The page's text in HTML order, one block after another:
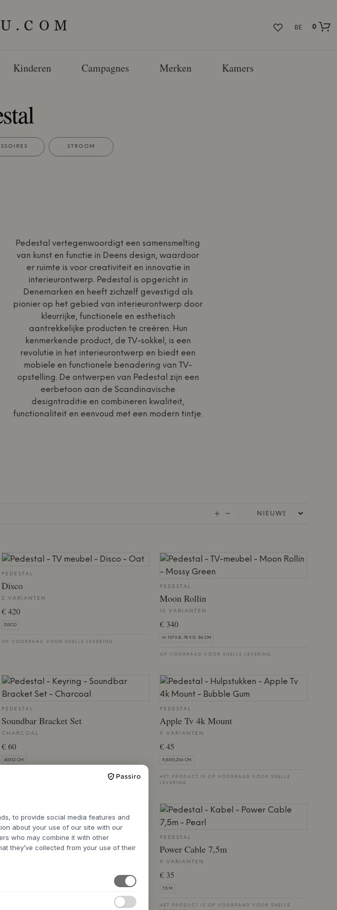
BE
0
Kinderen Campagnes Merken Kamers
STROOM
Pedestal vertegenwoordigt een samensmelting
van kunst en functie in Deens design, waardoor
er ruimte is voor creativiteit en innovatie in
interieurontwerp. Pedestal is opgericht in
Denemarken en heeft zichzelf gevestigd als
pionier op het gebied van interieurontwerp door
kleurrijke, functionele en esthetisch
aantrekkelijke producten te creëren. Hun
kenmerkende product, de TV-sokkel, is een
revolutie in het interieurontwerp en biedt een
mobiele en functionele benadering van TV-
opstelling. De ontwerpen van Pedestal zijn een
eerbetoon aan de Scandinavische
designtraditie en combineren kwaliteit,
functionaliteit en eenvoud met een modern tintje.
PEDESTAL
Disco
2 VARIANTEN
€ 420
DISCO
OP VOORRAAD VOOR SNELLE LEVERING
PEDESTAL
Moon Rollin
10 VARIANTEN
€ 340
H: 107 X B: 78 X D: 54 CM
OP VOORRAAD VOOR SNELLE LEVERING
PEDESTAL
Soundbar Bracket Set
CHARCOAL
€ 60
40X12 CM.
OP VOORRAAD VOOR SNELLE LEVERING
PEDESTAL
Apple Tv 4k Mount
9 VARIANTEN
€ 45
9,8X10,2X6 CM.
HET PRODUCT IS OP VOORRAAD VOOR SNELLE
LEVERING
PEDESTAL
Box Mount
HET PRODUCT IS OP VOORRAAD VOOR SNELLE
PEDESTAL
Power Cable 7,5m
9 VARIANTEN
€ 35
7,5 M.
HET PRODUCT IS OP VOORRAAD VOOR SNELLE
to provide social media features and
about your use of our site with our
who may combine it with other
they’ve collected from your use of their